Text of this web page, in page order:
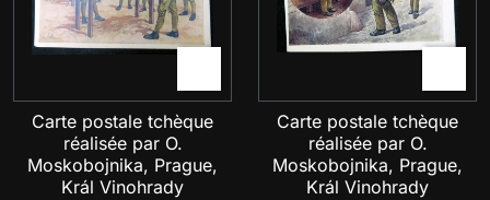
Carte postale tchèque
réalisée par O.
Moskobojnika, Prague,
Král Vinohrady
Carte postale tchèque
réalisée par O.
Moskobojnika, Prague,
Král Vinohrady